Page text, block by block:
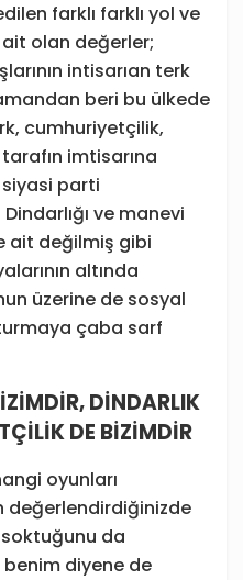
farklı farklı yol ve
olan değerler;
intisarıan terk
beri bu ülkede
cumhuriyetçilik,
imtisarına
parti
ve manevi
ait değilmiş gibi
altında
üzerine de sosyal
çaba sarf
DİNDARLIK
DE BİZİMDİR
oyunları
değerlendirdiğinizde
da
benim diyene de